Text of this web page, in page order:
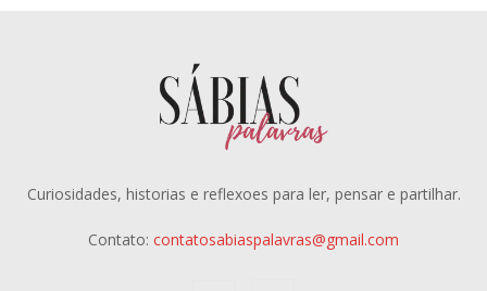
Curiosidades, historias e reflexoes para ler, pensar e partilhar.
Contato: contatosabiaspalavras@gmail.com